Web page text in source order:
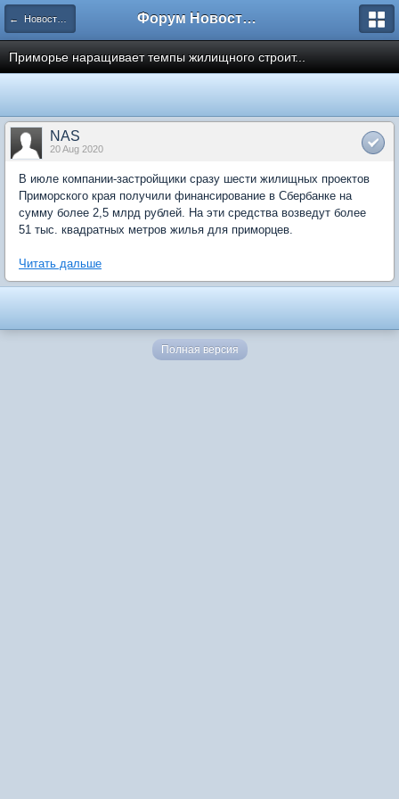
← Новости рынка недвижимости Форум Новостройки
Приморье наращивает темпы жилищного строит...
NAS
20 Aug 2020
В июле компании-застройщики сразу шести жилищных проектов
Приморского края получили финансирование в Сбербанке на
сумму более 2,5 млрд рублей. На эти средства возведут более
51 тыс. квадратных метров жилья для приморцев.
Читать дальше
Полная версия